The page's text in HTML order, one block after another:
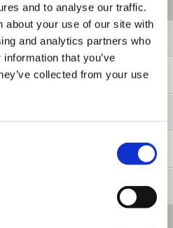
and to analyse our traffic.
about your use of our site with
and analytics partners who
that you’ve
collected from your use